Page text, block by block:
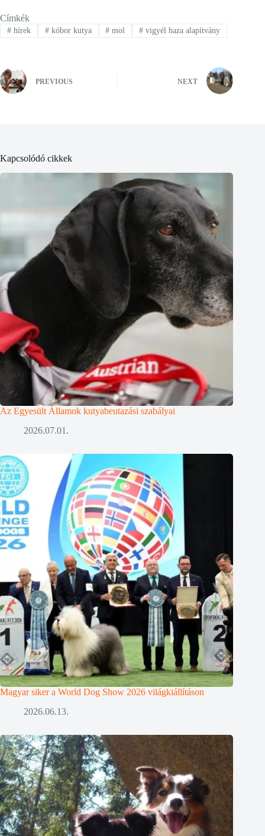
Címkék
#hírek #kóbor kutya # mol # vigyél haza alapítvány
PREVIOUS NEXT
Kapcsolódó cikkek
Az Egyesült Államok kutyabeutazási szabályai
2026.07.01.
Magyar siker a World Dog Show 2026 világkiállításon
2026.06.13.